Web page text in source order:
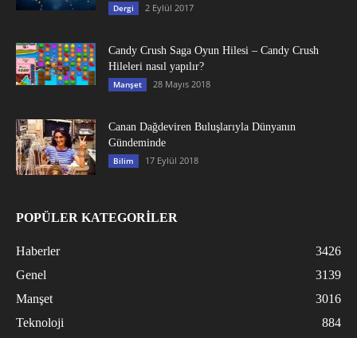
Dergi 2 Eylül 2017
Candy Crush Saga Oyun Hilesi – Candy Crush
Hileleri nasıl yapılır?
Manşet 28 Mayıs 2018
Canan Dağdeviren Buluşlarıyla Dünyanın
Gündeminde
Bilim 17 Eylül 2018
POPÜLER KATEGORİLER
Haberler
3426
Genel
3139
Manşet
3016
Teknoloji
884